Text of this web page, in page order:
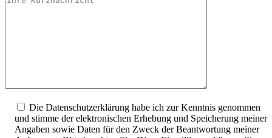
Sie
Die Datenschutzerklärung habe ich zur Kenntnis genommen
und stimme der elektronischen Erhebung und Speicherung meiner
Angaben sowie Daten für den Zweck der Beantwortung meiner